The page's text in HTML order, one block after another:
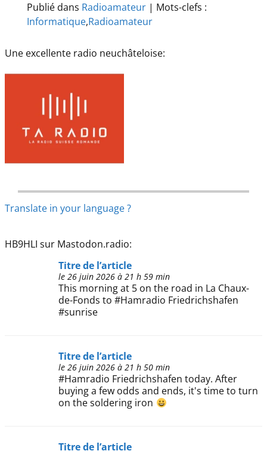
Publié dans Radioamateur| Mots-clefs :
Informatique,Radioamateur
Une excellente radio neuchâteloise:
Translate in your language ?
HB9HLI sur Mastodon.radio:
Titre de l’article
le 26 juin 2026 à 21 h 59 min
This morning at 5 on the road in La Chaux-
de-Fonds to #Hamradio Friedrichshafen
#sunrise
Titre de l’article
le 26 juin 2026 à 21 h 50 min
#Hamradio Friedrichshafen today. After
buying a few odds and ends, it's time to turn
on the soldering iron
Titre de l’article